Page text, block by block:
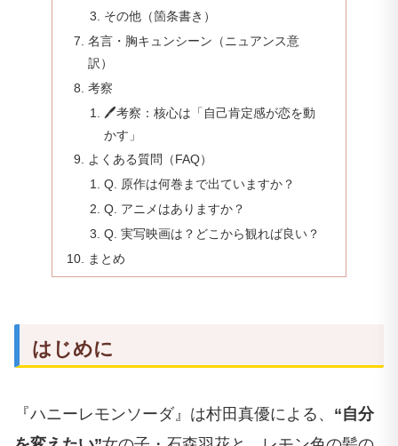
その他（箇条書き）
名言・胸キュンシーン（ニュアンス意
訳）
考察
🖊️考察：核心は「自己肯定感が恋を動
かす」
よくある質問（FAQ）
Q. 原作は何巻まで出ていますか？
Q. アニメはありますか？
Q. 実写映画は？どこから観れば良い？
まとめ
はじめに
『ハニーレモンソーダ』は村田真優による、 “自分